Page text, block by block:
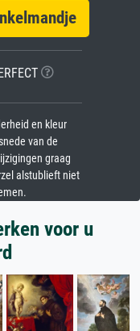
en kleur
van de
graag
alstublieft niet
voor u